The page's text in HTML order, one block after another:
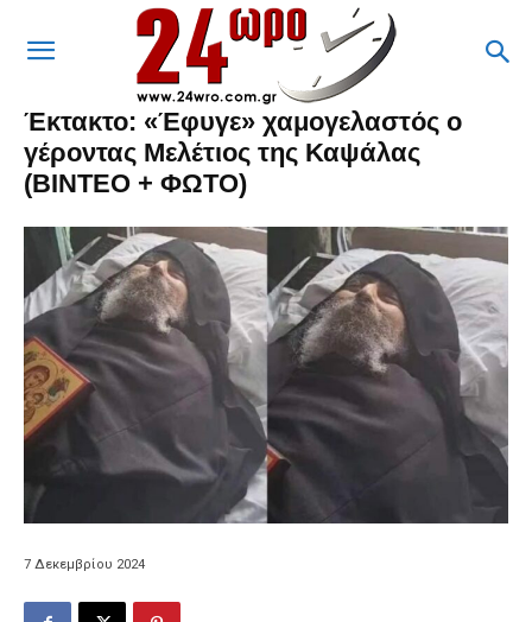
Έκτακτο: «Έφυγε» χαμογελαστός ο
γέροντας Μελέτιος της Καψάλας
(ΒΙΝΤΕΟ + ΦΩΤΟ)
7 Δεκεμβρίου 2024